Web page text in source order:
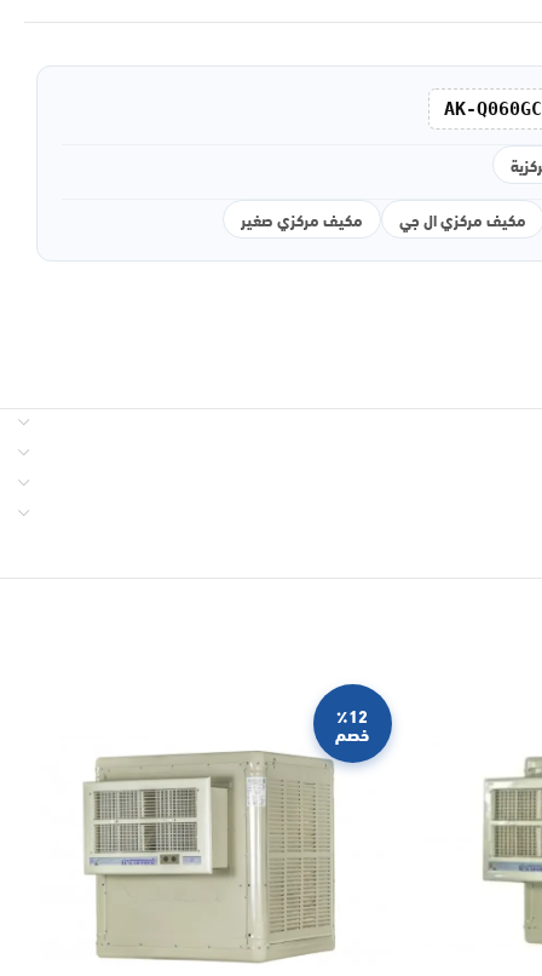
AK-
مكيف مركزي ال جي مكيف مركزي صغير
٪12
خصم